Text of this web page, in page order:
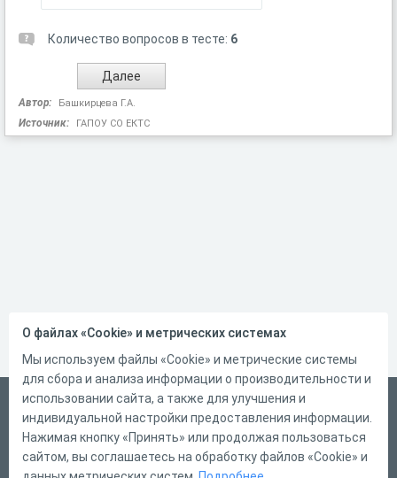
Количество вопросов в тесте: 6
Автор: Башкирцева Г.А.
Источник: ГАПОУ СО ЕКТС
Русский
Справка
Форма обратной связи
О файлах «Cookie» и метрических системах
Мы используем файлы «Cookie» и метрические системы
для сбора и анализа информации о производительности и
использовании сайта, а также для улучшения и
индивидуальной настройки предоставления информации.
Нажимая кнопку «Принять» или продолжая пользоваться
сайтом, вы соглашаетесь на обработку файлов «Cookie» и